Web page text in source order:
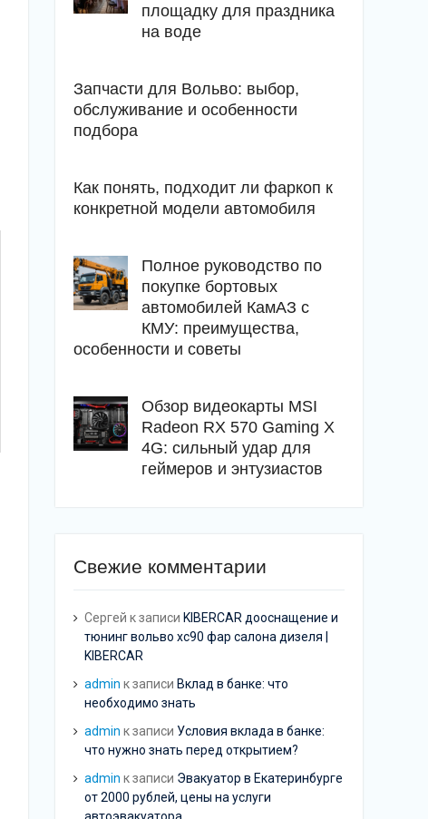
площадку для праздника
на воде
Запчасти для Вольво: выбор,
обслуживание и особенности
подбора
Как понять, подходит ли фаркоп к
конкретной модели автомобиля
Полное руководство по
покупке бортовых
автомобилей КамАЗ с
КМУ: преимущества,
особенности и советы
Обзор видеокарты MSI
Radeon RX 570 Gaming X
4G: сильный удар для
геймеров и энтузиастов
Свежие комментарии
Сергей к записи KIBERCAR дооснащение и
тюнинг вольво хс90 фар салона дизеля |
KIBERCAR
admin к записи Вклад в банке: что
необходимо знать
admin к записи Условия вклада в банке:
что нужно знать перед открытием?
admin к записи Эвакуатор в Екатеринбурге
от 2000 рублей, цены на услуги